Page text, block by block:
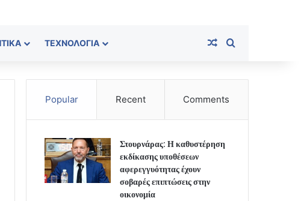
ΤΕΧΝΟΛΟΓΊΑ Random Article
Popular Recent Comments
Στουρνάρας: Η καθυστέρηση
εκδίκασης υποθέσεων
αφερεγγυότητας έχουν
σοβαρές επιπτώσεις στην
οικονομία